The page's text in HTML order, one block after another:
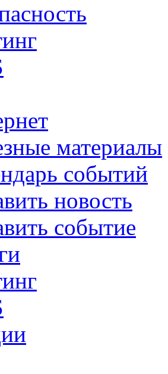
материалы
событий
новость
событие